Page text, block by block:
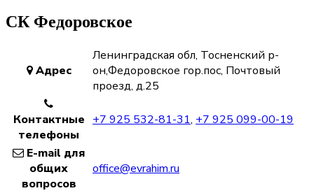
СК Федоровское
Адрес
Ленинградская обл, Тосненский р-
он,Федоровское гор.пос, Почтовый
проезд, д.25
Контактные
телефоны
+7 925 532-81-31, +7 925 099-00-19
E-mail для
общих
вопросов
office@evrahim.ru